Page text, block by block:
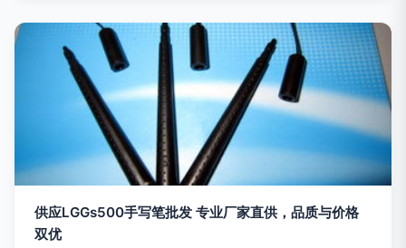
供应LGGs500手写笔批发 专业厂家直供，品质与价格
双优